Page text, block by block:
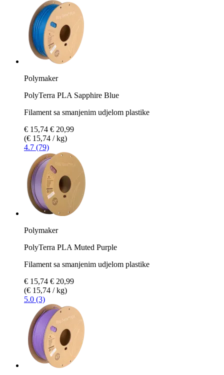
Polymaker
PolyTerra PLA Sapphire Blue
Filament sa smanjenim udjelom plastike
€ 15,74 € 20,99
(€ 15,74 / kg)
4.7 (79)
Polymaker
PolyTerra PLA Muted Purple
Filament sa smanjenim udjelom plastike
€ 15,74 € 20,99
(€ 15,74 / kg)
5.0 (3)